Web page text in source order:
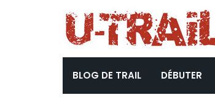
BLOG DE TRAIL DÉBUTER